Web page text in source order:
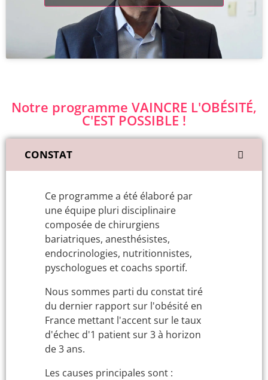
Notre programme VAINCRE L'OBÉSITÉ,
C'EST POSSIBLE !
CONSTAT
Ce programme a été élaboré par
une équipe pluri disciplinaire
composée de chirurgiens
bariatriques, anesthésistes,
endocrinologies, nutritionnistes,
pyschologues et coachs sportif.
Nous sommes parti du constat tiré
du dernier rapport sur l'obésité en
France mettant l'accent sur le taux
d'échec d'1 patient sur 3 à horizon
de 3 ans.
Les causes principales sont :